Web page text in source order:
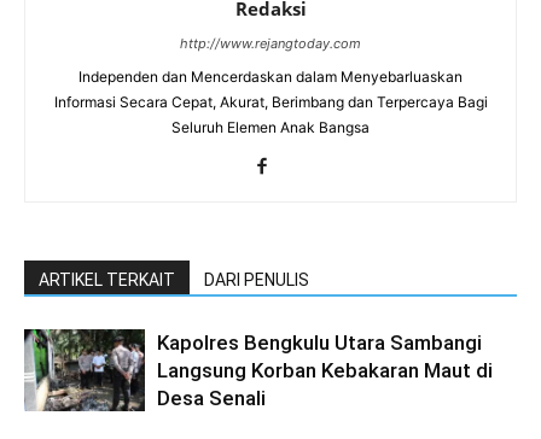
Redaksi
http://www.rejangtoday.com
Independen dan Mencerdaskan dalam Menyebarluaskan
Informasi Secara Cepat, Akurat, Berimbang dan Terpercaya Bagi
Seluruh Elemen Anak Bangsa
ARTIKEL TERKAIT DARI PENULIS
Kapolres Bengkulu Utara Sambangi
Langsung Korban Kebakaran Maut di
Desa Senali